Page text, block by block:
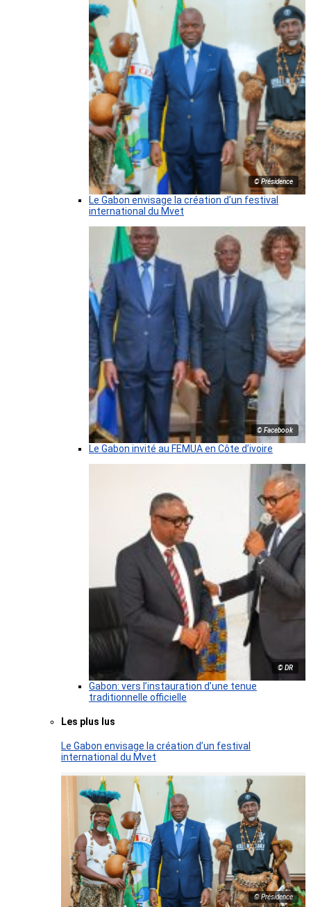
© Présidence
Le Gabon envisage la création d’un festival
international du Mvet
© Facebook
Le Gabon invité au FEMUA en Côte d’ivoire
© DR
Gabon: vers l’instauration d’une tenue
traditionnelle officielle
Les plus lus
Le Gabon envisage la création d’un festival
international du Mvet
© Présidence